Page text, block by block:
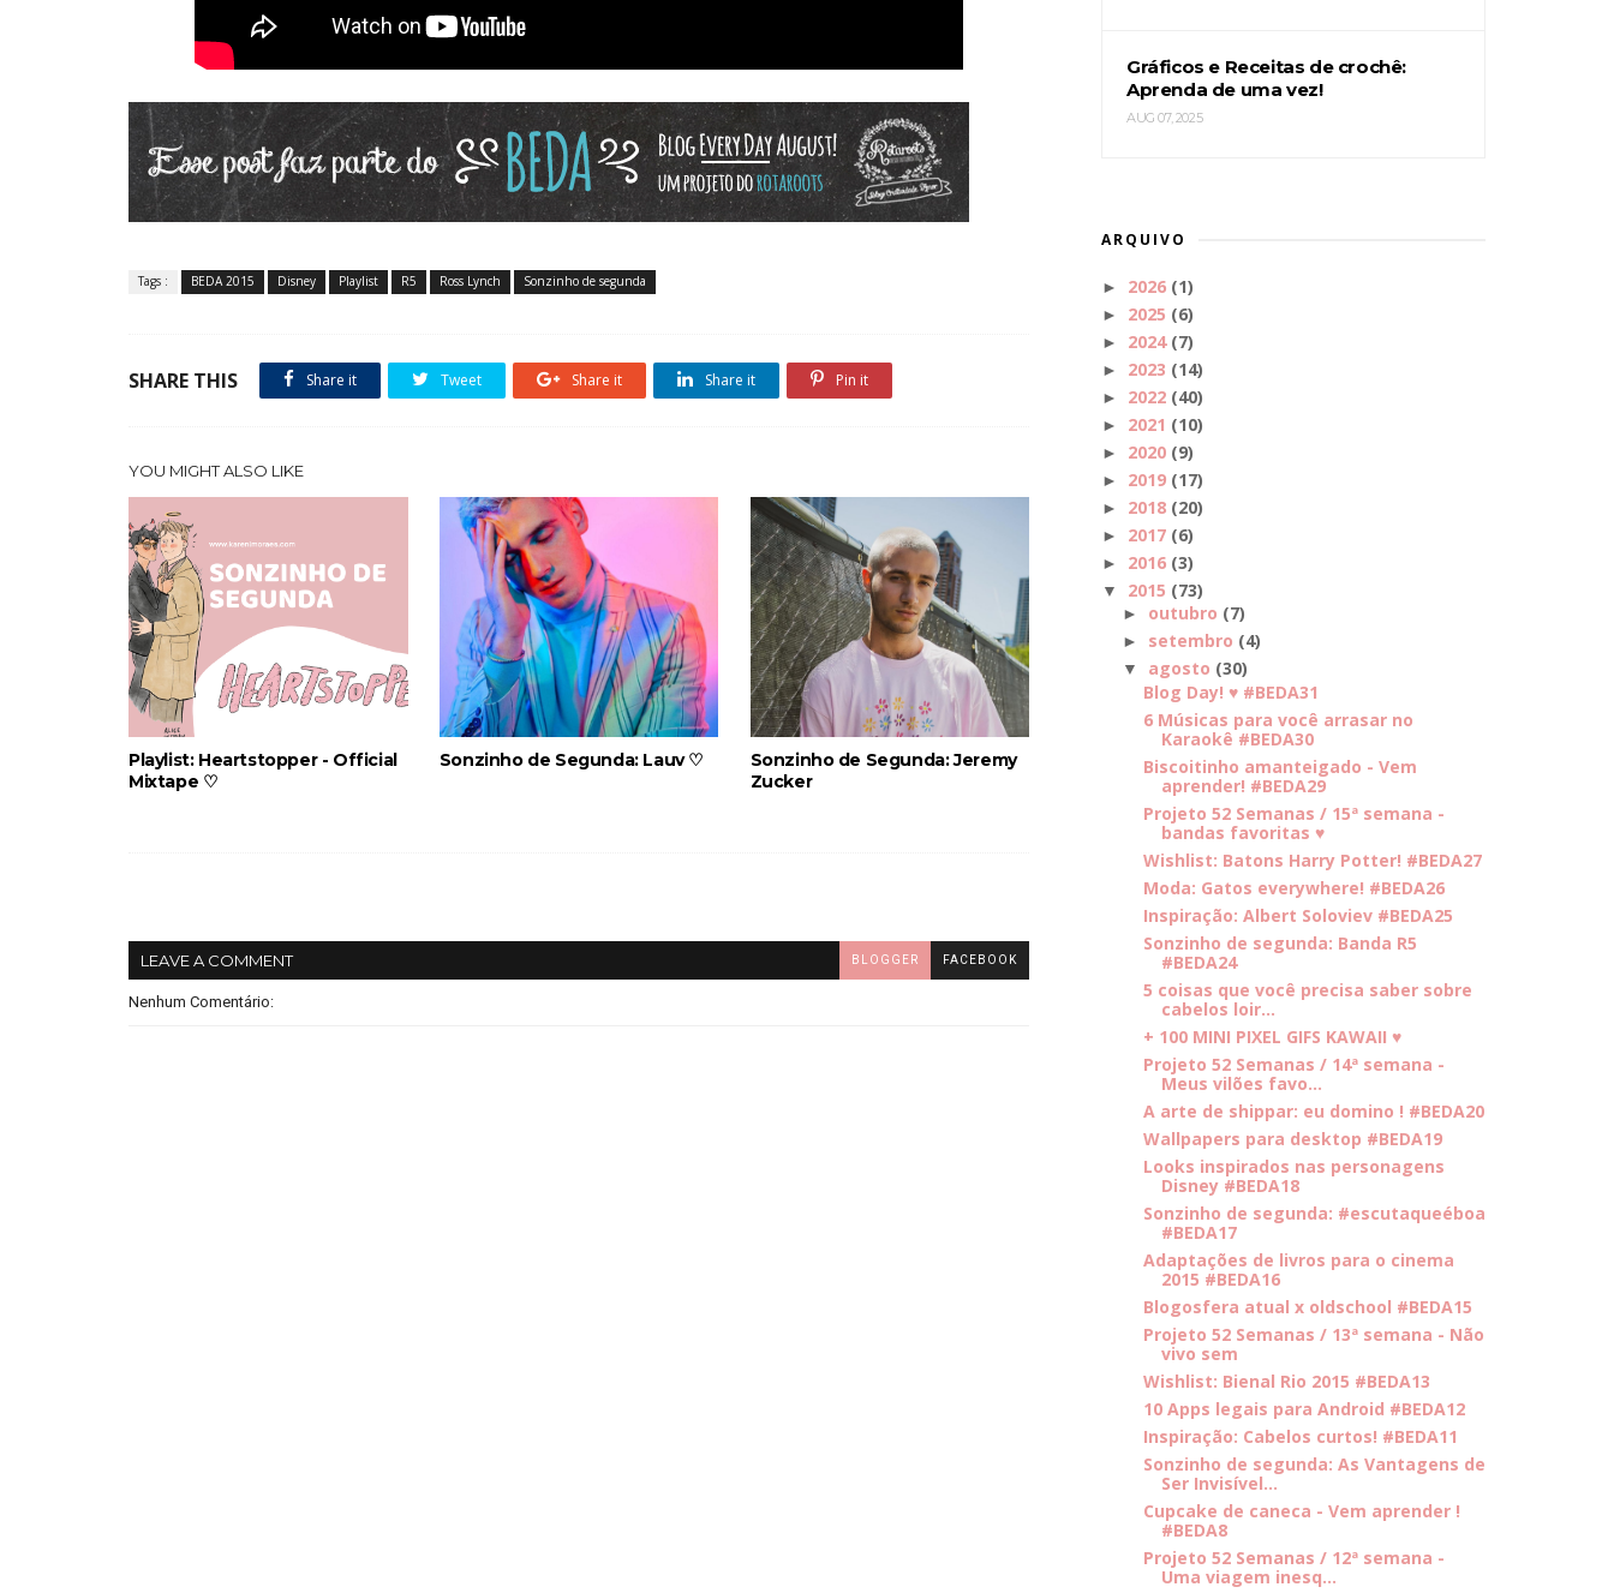
Tags : BEDA 2015 Disney Playlist R5 Ross Lynch Sonzinho de segunda
SHARE THIS Share it Tweet Share it Share it Pin it
YOU MIGHT ALSO LIKE
Playlist: Heartstopper - Official
Mixtape ♡
Sonzinho de Segunda: Lauv ♡
Sonzinho de Segunda: Jeremy
Zucker
LEAVE A COMMENT BLOGGER FACEBOOK
Nenhum Comentário:
Gráficos e Receitas de crochê:
Aprenda de uma vez!
AUG 07, 2025
ARQUIVO
► 2026 (1)
► 2025 (6)
► 2024 (7)
► 2023 (14)
► 2022 (40)
► 2021 (10)
► 2020 (9)
► 2019 (17)
► 2018 (20)
► 2017 (6)
► 2016 (3)
▼ 2015 (73)
► outubro (7)
► setembro (4)
▼ agosto (30)
Blog Day! ♥ #BEDA31
6 Músicas para você arrasar no
Karaokê #BEDA30
Biscoitinho amanteigado - Vem
aprender! #BEDA29
Projeto 52 Semanas / 15ª semana -
bandas favoritas ♥
Wishlist: Batons Harry Potter! #BEDA27
Moda: Gatos everywhere! #BEDA26
Inspiração: Albert Soloviev #BEDA25
Sonzinho de segunda: Banda R5
#BEDA24
5 coisas que você precisa saber sobre
cabelos loir...
+ 100 MINI PIXEL GIFS KAWAII ♥
Projeto 52 Semanas / 14ª semana -
Meus vilões favo...
A arte de shippar: eu domino ! #BEDA20
Wallpapers para desktop #BEDA19
Looks inspirados nas personagens
Disney #BEDA18
Sonzinho de segunda: #escutaqueéboa
#BEDA17
Adaptações de livros para o cinema
2015 #BEDA16
Blogosfera atual x oldschool #BEDA15
Projeto 52 Semanas / 13ª semana - Não
vivo sem
Wishlist: Bienal Rio 2015 #BEDA13
10 Apps legais para Android #BEDA12
Inspiração: Cabelos curtos! #BEDA11
Sonzinho de segunda: As Vantagens de
Ser Invisível...
Cupcake de caneca - Vem aprender !
#BEDA8
Projeto 52 Semanas / 12ª semana -
Uma viagem inesq...